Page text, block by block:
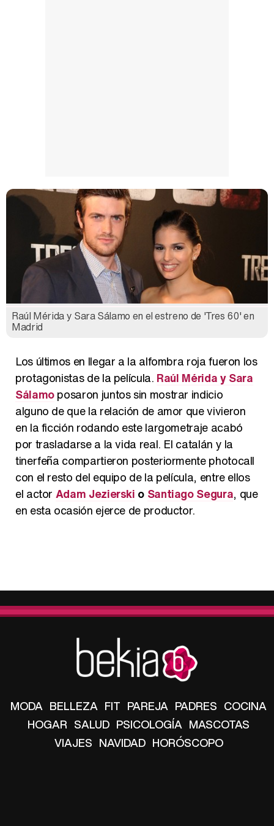
Raúl Mérida y Sara Sálamo en el estreno de 'Tres 60' en
Madrid
Los últimos en llegar a la alfombra roja fueron los
protagonistas de la película. Raúl Mérida y Sara
Sálamoposaron juntos sin mostrar indicio
alguno de que la relación de amor que vivieron
en la ficción rodando este largometraje acabó
por trasladarse a la vida real. El catalán y la
tinerfeña compartieron posteriormente photocall
con el resto del equipo de la película, entre ellos
el actor Adam Jezierski o Santiago Segura, que
en esta ocasión ejerce de productor.
MODA BELLEZA FIT PAREJA PADRES COCINA
HOGAR SALUD PSICOLOGÍA MASCOTAS
VIAJES NAVIDAD HORÓSCOPO